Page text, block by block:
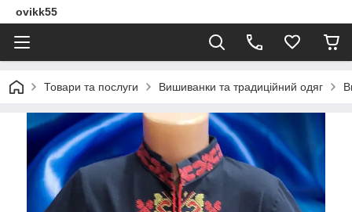
ovikk55
Товари та послуги Вишиванки та традиційний одяг